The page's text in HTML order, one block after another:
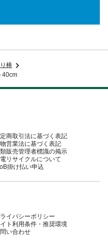
棒
40cm
商取引法に基づく表記
営業法に基づく表記
販売管理者標識の掲示
リサイクルについて
掛け払い申込
イバシーポリシー
ト利用条件・推奨環境
い合わせ